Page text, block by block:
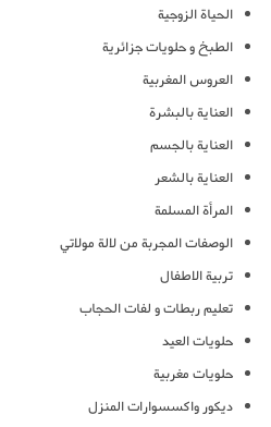
الحياة الزوجية
الطبخ و حلويات جزائرية
العروس المغربية
العناية بالبشرة
العناية بالجسم
العناية بالشعر
المرأة المسلمة
الوصفات المجربة من لالة مولاتي
تربية الاطفال
تعليم ربطات و لفات الحجاب
حلويات العيد
حلويات مغربية
ديكور واكسسوارات المنزل